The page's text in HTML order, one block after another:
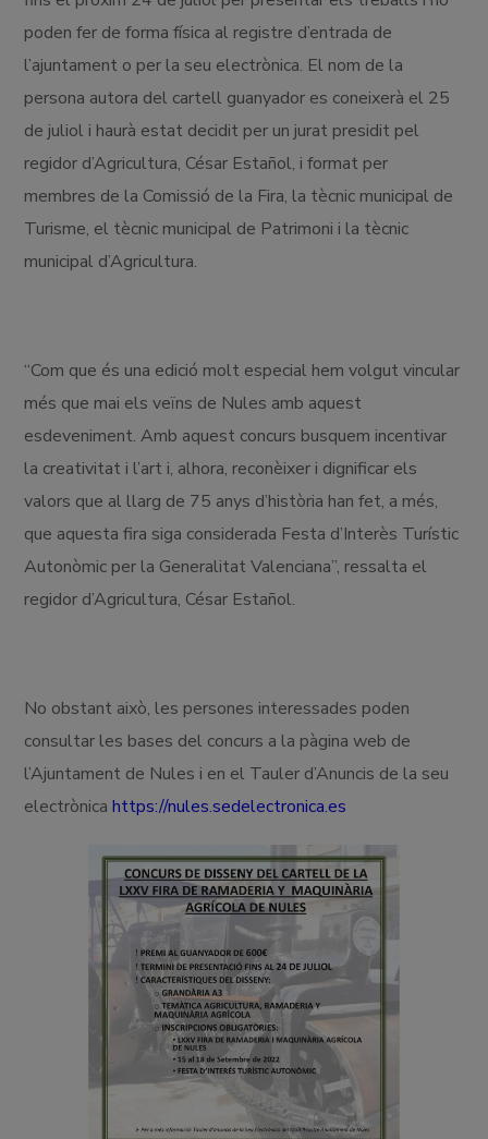
poden fer de forma física al registre d’entrada de
l’ajuntament o per la seu electrònica. El nom de la
persona autora del cartell guanyador es coneixerà el 25
de juliol i haurà estat decidit per un jurat presidit pel
regidor d’Agricultura, César Estañol, i format per
membres de la Comissió de la Fira, la tècnic municipal de
Turisme, el tècnic municipal de Patrimoni i la tècnic
municipal d’Agricultura.
“Com que és una edició molt especial hem volgut vincular
més que mai els veïns de Nules amb aquest
esdeveniment. Amb aquest concurs busquem incentivar
la creativitat i l’art i, alhora, reconèixer i dignificar els
valors que al llarg de 75 anys d’història han fet, a més,
que aquesta fira siga considerada Festa d’Interès Turístic
Autonòmic per la Generalitat Valenciana”, ressalta el
regidor d’Agricultura, César Estañol.
No obstant això, les persones interessades poden
consultar les bases del concurs a la pàgina web de
l’Ajuntament de Nules i en el Tauler d’Anuncis de la seu
electrònicahttps://nules.sedelectronica.es